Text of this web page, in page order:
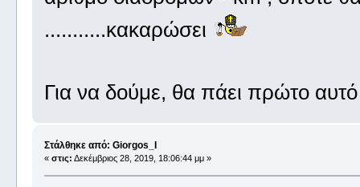
...........κακαρώσει
Για να δούμε, θα πάει πρώτο
Στάλθηκε από: Giorgos_I
« στις: Δεκέμβριος 28, 2019, 18:06:44 μμ »